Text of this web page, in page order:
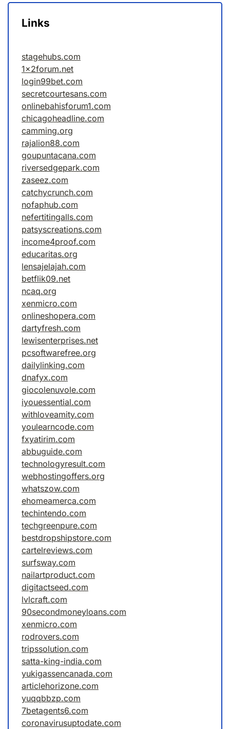
Links
stagehubs.com
1x2forum.net
login99bet.com
secretcourtesans.com
onlinebahisforum1.com
chicagoheadline.com
camming.org
rajalion88.com
goupuntacana.com
riversedgepark.com
zaseez.com
catchycrunch.com
nofaphub.com
nefertitingalls.com
patsyscreations.com
income4proof.com
educaritas.org
lensajelajah.com
betflik09.net
ncaq.org
xenmicro.com
onlineshopera.com
dartyfresh.com
lewisenterprises.net
pcsoftwarefree.org
dailylinking.com
dnafyx.com
giocolenuvole.com
iyouessential.com
withloveamity.com
youlearncode.com
fxyatirim.com
abbuguide.com
technologyresult.com
webhostingoffers.org
whatszow.com
ehomeamerca.com
techintendo.com
techgreenpure.com
bestdropshipstore.com
cartelreviews.com
surfsway.com
nailartproduct.com
digitactseed.com
lvlcraft.com
90secondmoneyloans.com
xenmicro.com
rodrovers.com
tripssolution.com
satta-king-india.com
yukigassencanada.com
articlehorizone.com
yuqqbbzp.com
7betagents6.com
coronavirusuptodate.com